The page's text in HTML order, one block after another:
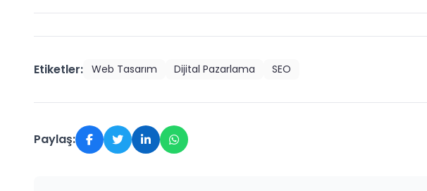
Etiketler: Web Tasarım Dijital Pazarlama SEO
Paylaş: